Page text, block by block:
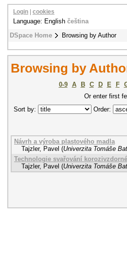
DSpace Home Browsing by Author
Login cookies
Language: English čeština
Browsing by
0-9 A B C D E F
Or enter first
Sort by:
Order:
Návrh a výroba plastového madla
Tajzler, Pavel (Univerzita Tomáše
Technologie svařování
Tajzler, Pavel (Univerzita Tomáše